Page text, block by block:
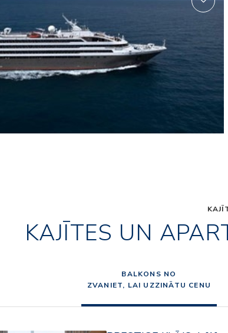
KAJĪTES UN
BALKONS NO
ZVANIET, LAI UZZINĀTU CENU